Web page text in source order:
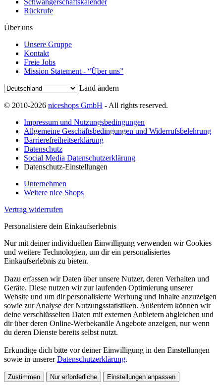
Schwangerschaftskalender
Rückrufe
Über uns
Unsere Gruppe
Kontakt
Freie Jobs
Mission Statement - “Über uns”
Land ändern
© 2010-2026 niceshops GmbH - All rights reserved.
Impressum und Nutzungsbedingungen
Allgemeine Geschäftsbedingungen und Widerrufsbelehrung
Barrierefreiheitserklärung
Datenschutz
Social Media Datenschutzerklärung
Datenschutz-Einstellungen
Unternehmen
Weitere nice Shops
Vertrag widerrufen
Personalisiere dein Einkaufserlebnis
Nur mit deiner individuellen Einwilligung verwenden wir Cookies
und weitere Technologien, um dir ein personalisiertes
Einkaufserlebnis zu bieten.
Dazu erfassen wir Daten über unsere Nutzer, deren Verhalten und
Geräte. Diese nutzen wir zur laufenden Optimierung unserer
Website und um dir personalisierte Werbung und Inhalte anzuzeigen
sowie zur Analyse der Nutzungsstatistiken. Außerdem können wir
deine verschlüsselten Daten mit externen Anbietern abgleichen und
dir über deren Online-Werbekanäle Angebote anzeigen, nur wenn
du deren Dienste bereits selbst nutzt.
Erkundige dich bitte vor deiner Einwilligung in den Einstellungen
sowie in unsererDatenschutzerklärung.
Zustimmen Nur erforderliche Einstellungen anpassen